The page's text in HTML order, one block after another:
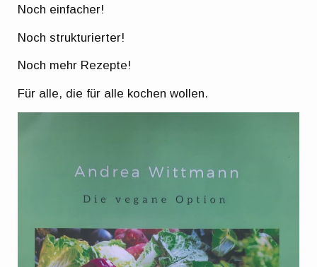
Noch einfacher!
Noch strukturierter!
Noch mehr Rezepte!
Für alle, die für alle kochen wollen.